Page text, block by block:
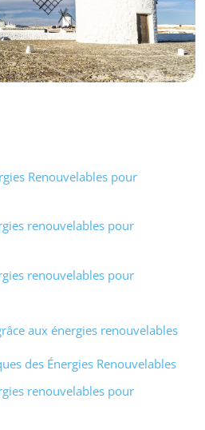
Renouvelables pour
renouvelables pour
renouvelables pour
aux énergies renouvelables
des Énergies Renouvelables
renouvelables pour